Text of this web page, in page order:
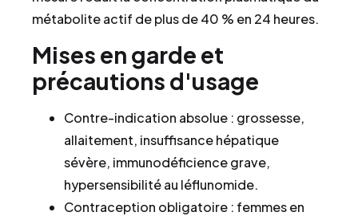
métabolite actif de plus de 40 % en 24 heures.
Mises en garde et
précautions d'usage
Contre-indication absolue : grossesse,
allaitement, insuffisance hépatique
sévère, immunodéficience grave,
hypersensibilité au léflunomide.
Contraception obligatoire : femmes en